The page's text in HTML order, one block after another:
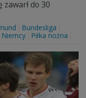
do 30
Bundesliga
Niemcy Piłka nożna